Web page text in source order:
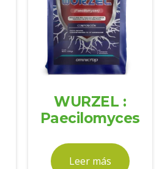
WURZEL :
Paecilomyces
Leer más